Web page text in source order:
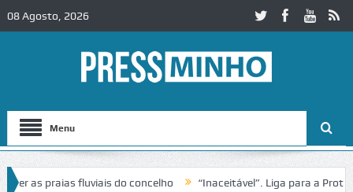
08 Agosto, 2026
Menu
praias fluviais do concelho “Inaceitável”. Liga para a Proteção